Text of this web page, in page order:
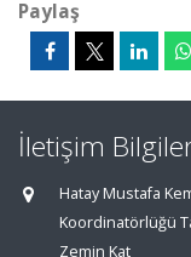
Paylaş
İletişim
Hatay Mustafa
Koordinatörlüğü
Zemin Kat